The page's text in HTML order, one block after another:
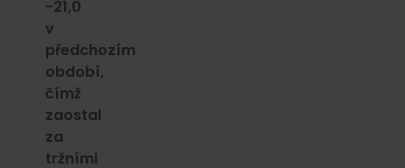
-21,0
v
předchozím
období,
čímž
zaostal
za
tržními